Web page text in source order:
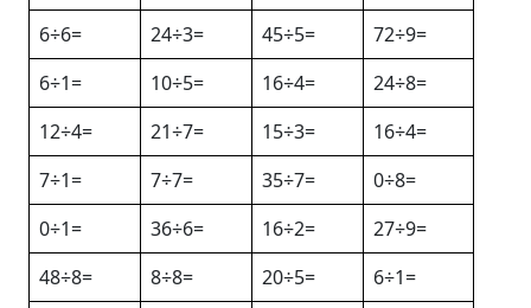
6÷6=
24÷3= 45÷5=
72÷9=
6÷1=
10÷5= 16÷4=
24÷8=
12÷4=
21÷7= 15÷3=
16÷4=
7÷1=
7÷7= 35÷7=
0÷8=
0÷1=
36÷6= 16÷2=
27÷9=
48÷8=
8÷8= 20÷5=
6÷1=